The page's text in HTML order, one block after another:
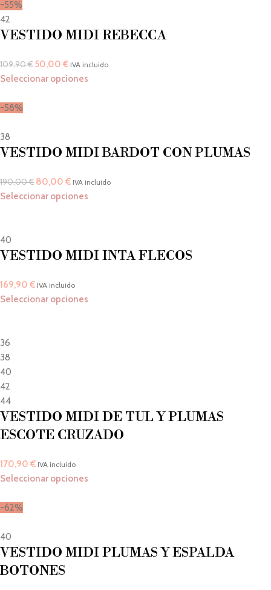
-55%
42
VESTIDO MIDI REBECCA
109,90€ 50,00 € IVA incluido
Seleccionar opciones
-58%
38
VESTIDO MIDI BARDOT CON PLUMAS
190,00€ 80,00 € IVA incluido
Seleccionar opciones
40
VESTIDO MIDI INTA FLECOS
169,90 € IVA incluido
Seleccionar opciones
36
38
40
42
44
VESTIDO MIDI DE TUL Y PLUMAS
ESCOTE CRUZADO
170,90 € IVA incluido
Seleccionar opciones
-62%
40
VESTIDO MIDI PLUMAS Y ESPALDA
BOTONES